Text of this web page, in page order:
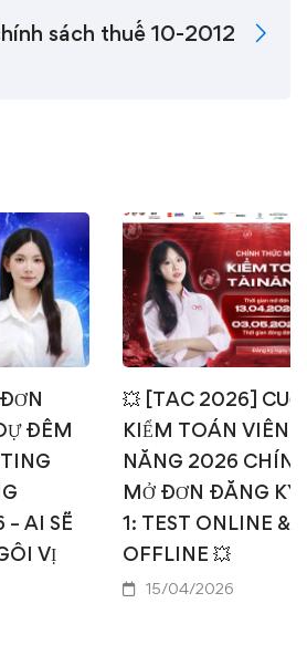
sách thuế 10-2012
ĐÊM
AI SẼ
VỊ
💥 [TAC 2026]
KIỂM TOÁN VIÊN
NĂNG 2026
MỞ ĐƠN ĐĂNG KÝ
1: TEST ONLINE &
OFFLINE 💥
15/04/2026